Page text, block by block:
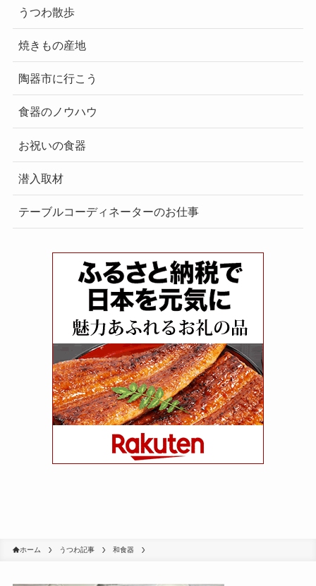
うつわ散歩
焼きもの産地
陶器市に行こう
食器のノウハウ
お祝いの食器
潜入取材
テーブルコーディネーターのお仕事
ホーム うつわ記事 和食器